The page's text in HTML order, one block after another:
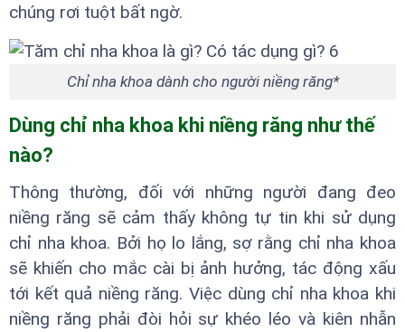
chúng rơi tuột bất ngờ.
Chỉ nha khoa dành cho người niềng răng*
Dùng chỉ nha khoa khi niềng răng như thế
nào?
Thông thường, đối với những người đang đeo
niềng răng sẽ cảm thấy không tự tin khi sử dụng
chỉ nha khoa. Bởi họ lo lắng, sợ rằng chỉ nha khoa
sẽ khiến cho mắc cài bị ảnh hưởng, tác động xấu
tới kết quả niềng răng. Việc dùng chỉ nha khoa khi
niềng răng phải đòi hỏi sự khéo léo và kiên nhẫn